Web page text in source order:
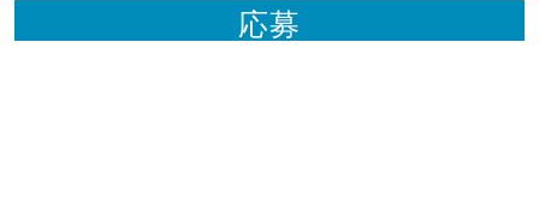
応募